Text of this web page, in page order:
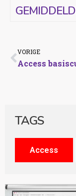
VORIGE
Access
TAGS